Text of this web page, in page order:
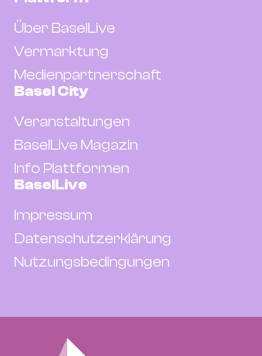
Über BaselLive
Vermarktung
Medienpartnerschaft
Basel City
Veranstaltungen
BaselLive Magazin
Info Plattformen
BaselLive
Impressum
Datenschutzerklärung
Nutzungsbedingungen